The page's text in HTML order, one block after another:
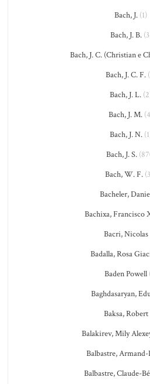
Bach, J. (1)
Bach, J. B.
Bach, J. C. (Christian e
Bach, J. C. F.
Bach, J. L.
Bach, J. M.
Bach, J. N.
Bach, J. S.
Bach, W. F.
Bacheler,
Bachixa, Francisco
Bacri, Nicolas
Badalla, Rosa
Baden Powell
Baghdasaryan,
Baksa, Robert
Balakirev, Mily
Balbastre,
Balbastre, Claude-